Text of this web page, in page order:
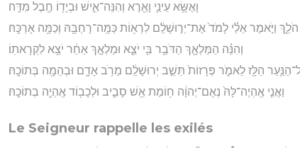
וָאֶשָּׂ֥א עֵינַ֛י וָאֵ֖רֶא וְהִנֵּה־אִ֑ישׁ וּבְיָד֖וֹ חֶ֥בֶל מִדָּֽה׃
וַיֹּ֣אמֶר אֵלַ֗י לָמֹד֙ אֶת־יְר֣וּשָׁלִַ֔ם לִרְא֥וֹת כַּמָּֽה־רָחְבָּ֖הּ וְכַמָּ֥ה אָרְכָּֽהּ׃
וְהִנֵּ֗ה הַמַּלְאָ֛ךְ הַדֹּבֵ֥ר בִּ֖י יֹצֵ֑א וּמַלְאָ֣ךְ אַחֵ֔ר יֹצֵ֖א לִקְרָאתֽוֹ׃
הַלָּ֖ז לֵאמֹ֑ר פְּרָזוֹת֙ תֵּשֵׁ֣ב יְרוּשָׁלִַ֔ם מֵרֹ֥ב אָדָ֛ם וּבְהֵמָ֖ה בְּתוֹכָֽהּ׃
וַאֲנִ֤י אֶֽהְיֶה־לָּהּ֙ נְאֻם־יְהוָ֔ה ח֥וֹמַת אֵ֖שׁ סָבִ֑יב וּלְכָב֖וֹד אֶֽהְיֶ֥ה בְתוֹכָֽהּ׃
Le Seigneur rappelle les exilés